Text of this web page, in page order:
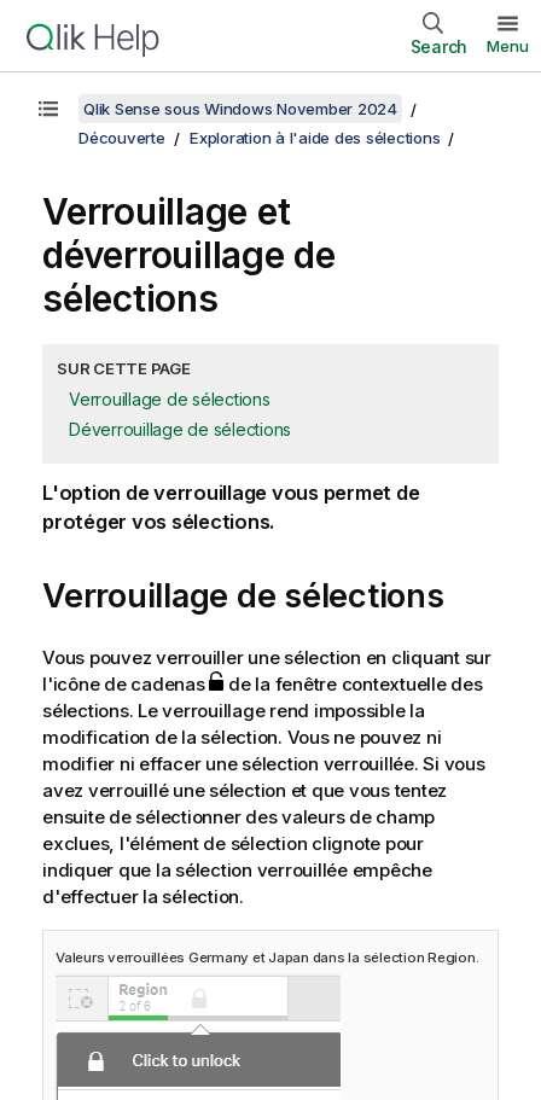
Search Menu
Qlik Sense sous Windows November 2024
Découverte
Exploration à l'aide des sélections
Verrouillage et
déverrouillage de
sélections
SUR CETTE PAGE
Verrouillage de sélections
Déverrouillage de sélections
L'option de verrouillage vous permet de
protéger vos sélections.
Verrouillage de sélections
Vous pouvez verrouiller une sélection en cliquant sur
l'icône de cadenas
de la fenêtre contextuelle des
sélections. Le verrouillage rend impossible la
modification de la sélection. Vous ne pouvez ni
modifier ni effacer une sélection verrouillée. Si vous
avez verrouillé une sélection et que vous tentez
ensuite de sélectionner des valeurs de champ
exclues, l'élément de sélection clignote pour
indiquer que la sélection verrouillée empêche
d'effectuer la sélection.
Valeurs verrouillées Germany et Japan dans la sélection Region.